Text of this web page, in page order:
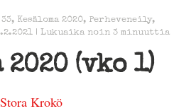
, Kesäloma 2020, Perheveneily,
| Lukuaika noin 3 minuuttia
2020 (vko 1)
Krokö